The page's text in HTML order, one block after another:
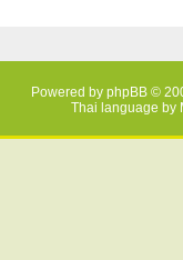
Powered by phpBB ©
Thai language by